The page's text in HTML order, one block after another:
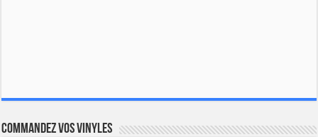
Commandez vos vinyles